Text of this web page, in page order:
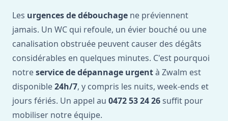
Les urgences de débouchage ne préviennent
jamais. Un WC qui refoule, un évier bouché ou une
canalisation obstruée peuvent causer des dégâts
considérables en quelques minutes. C'est pourquoi
notreservice de dépannage urgentà Zwalm est
disponible24h/7, y compris les nuits, week-ends et
jours fériés. Un appel au 0472 53 24 26 suffit pour
mobiliser notre équipe.